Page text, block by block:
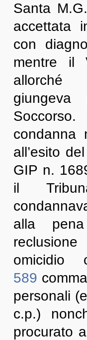
Santa
accettata
con
mentre il
allorché
condanna
all’esito
GIP n.
il
alla
omicidio
589
personali
c.p.)
procurato